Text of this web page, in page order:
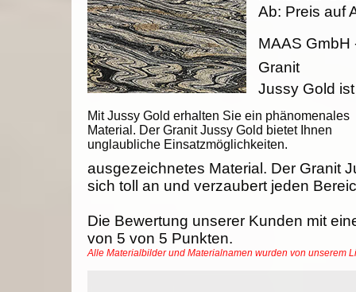
Mit Jussy Gold erhalten Sie ein phänomenales
Material. Der Granit Jussy Gold bietet Ihnen
unglaubliche Einsatzmöglichkeiten.
Ab: Preis auf
MAAS GmbH
Granit
Jussy Gold
ausgezeichnetes Material. Der Granit
sich toll an und verzaubert jeden
Die Bewertung unserer Kunden mit
von 5 von 5 Punkten.
Alle Materialbilder und Materialnamen wurden von unserem